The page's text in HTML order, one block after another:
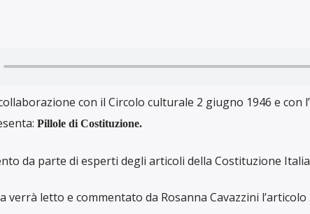
con il Circolo culturale 2 giugno 1946 e con
Pillole di Costituzione.
da parte di esperti degli articoli della Costituzione
verrà letto e commentato da Rosanna Cavazzini l’articolo